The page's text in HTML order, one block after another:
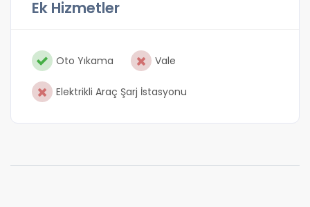
Ek Hizmetler
Oto Yıkama Vale
Elektrikli Araç Şarj İstasyonu